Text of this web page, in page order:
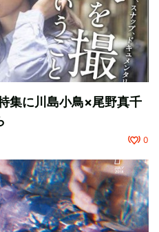
集に川島小鳥×尾野真千
0